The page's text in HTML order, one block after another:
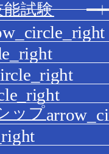
ップ
試験